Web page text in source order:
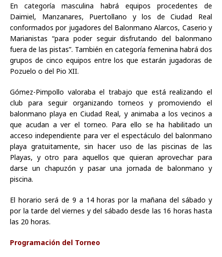
En categoría masculina habrá equipos procedentes de
Daimiel, Manzanares, Puertollano y los de Ciudad Real
conformados por jugadores del Balonmano Alarcos, Caserio y
Marianistas “para poder seguir disfrutando del balonmano
fuera de las pistas”. También en categoría femenina habrá dos
grupos de cinco equipos entre los que estarán jugadoras de
Pozuelo o del Pio XII.
Gómez-Pimpollo valoraba el trabajo que está realizando el
club para seguir organizando torneos y promoviendo el
balonmano playa en Ciudad Real, y animaba a los vecinos a
que acudan a ver el torneo. Para ello se ha habilitado un
acceso independiente para ver el espectáculo del balonmano
playa gratuitamente, sin hacer uso de las piscinas de las
Playas, y otro para aquellos que quieran aprovechar para
darse un chapuzón y pasar una jornada de balonmano y
piscina.
El horario será de 9 a 14 horas por la mañana del sábado y
por la tarde del viernes y del sábado desde las 16 horas hasta
las 20 horas.
Programación del Torneo